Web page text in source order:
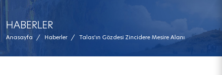
HABERLER
Anasayfa / Haberler / Talas'ın Gözdesi Zincidere Mesire Alanı